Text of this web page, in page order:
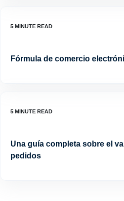
Fórmula de comercio
Una guía completa sobre el
pedidos